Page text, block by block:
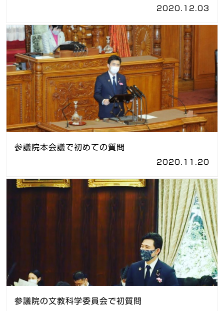
2020.12.03
参議院本会議で初めての質問
2020.11.20
参議院の文教科学委員会で初質問